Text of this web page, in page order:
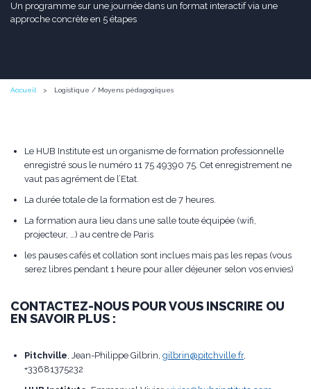
Un programme sur une journée dans un format interactif via une
approche concrète en 5 étapes
Accueil Logistique / Moyens pédagogiques
Le HUB Institute est un organisme de formation professionnelle
enregistré sous le numéro 11 75 49390 75. Cet enregistrement ne
vaut pas agrément de l’Etat.
La durée totale de la formation est de 7 heures.
La formation aura lieu dans une salle toute équipée (wifi,
projecteur, …) au centre de Paris
les pauses cafés et collation sont inclues mais pas les repas (vous
serez libres pendant 1 heure pour aller déjeuner selon vos envies)
CONTACTEZ-NOUS POUR VOUS INSCRIRE OU
EN SAVOIR PLUS :
Pitchville, Jean-Philippe Gilbrin, gilbrin@pitchville.fr,
+33681375232